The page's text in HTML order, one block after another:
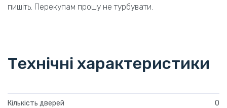
Технічні характеристики
Кількість дверей 0
пишіть. Перекупам прошу не турбувати.